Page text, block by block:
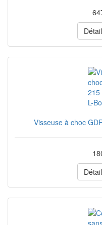
Visseuse à choc